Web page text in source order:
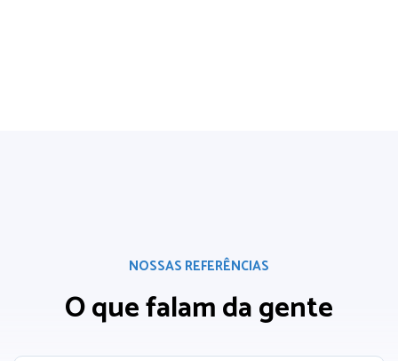
NOSSAS REFERÊNCIAS
O que falam da gente